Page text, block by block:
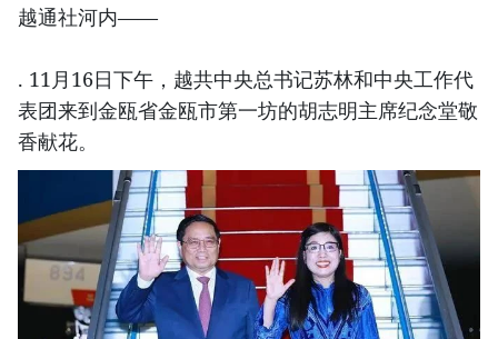
越通社河内——
. 11月16日下午，越共中央总书记苏林和中央工作代
表团来到金瓯省金瓯市第一坊的胡志明主席纪念堂敬
香献花。